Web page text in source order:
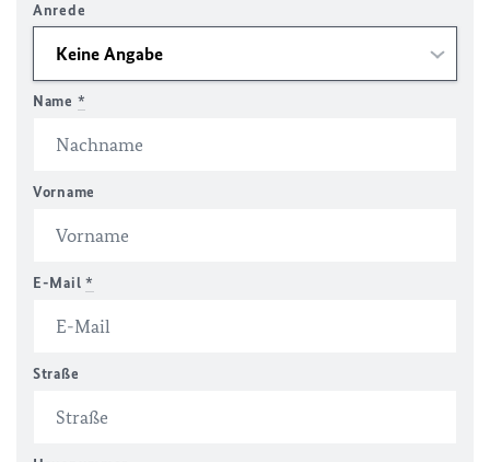
Anrede
Name *
Vorname
E-Mail *
Straße